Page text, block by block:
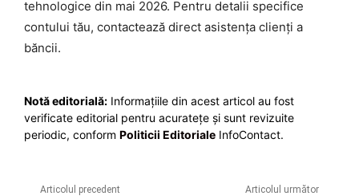
tehnologice din mai 2026. Pentru detalii specifice
contului tău, contactează direct asistența clienți a
băncii.
Notă editorială: Informațiile din acest articol au fost
verificate editorial pentru acuratețe și sunt revizuite
periodic, conform Politicii Editoriale InfoContact.
Articolul precedent
Articolul următor